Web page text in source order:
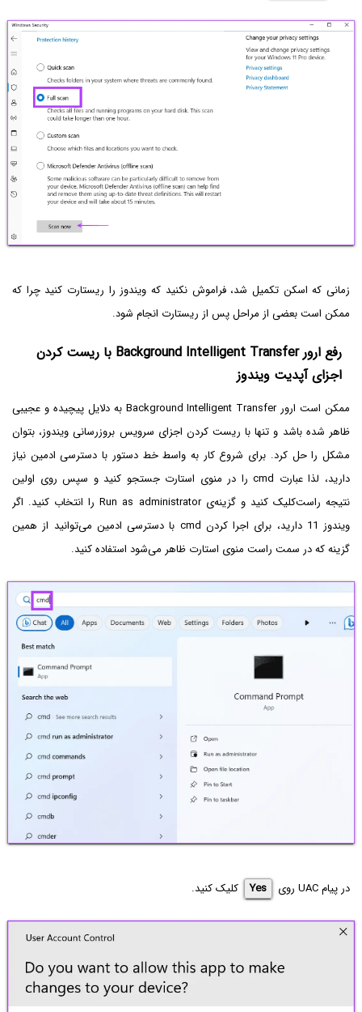
زمانی که اسکن تکمیل شد، فراموش نکنید که ویندوز را ریستارت کنید چرا که
ممکن است بعضی از مراحل پس از ریستارت انجام شود.
رفع ارور Background Intelligent Transfer با ریست کردن
اجزای آپدیت ویندوز
ممکن است ارور Background Intelligent Transfer به دلایل پیچیده و عجیبی
ظاهر شده باشد و تنها با ریست کردن اجزای سرویس بروزرسانی ویندوز، بتوان
مشکل را حل کرد. برای شروع کار به واسط خط دستور با دسترسی ادمین نیاز
دارید، لذا عبارت cmd را در منوی استارت جستجو کنید و سپس روی اولین
نتیجه راست‌کلیک کنید و گزینه‌ی Run as administrator را انتخاب کنید. اگر
ویندوز 11 دارید، برای اجرا کردن cmd با دسترسی ادمین می‌توانید از همین
گزینه که در سمت راست منوی استارت ظاهر می‌شود استفاده کنید.
در پیام UAC روی Yes کلیک کنید.